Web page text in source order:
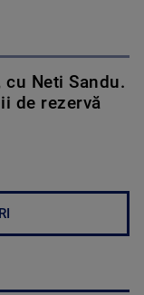
Neti Sandu.
de rezervă